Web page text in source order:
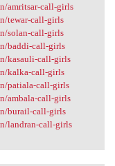
amritsar-call-girls
tewar-call-girls
solan-call-girls
baddi-call-girls
kasauli-call-girls
kalka-call-girls
patiala-call-girls
ambala-call-girls
burail-call-girls
landran-call-girls